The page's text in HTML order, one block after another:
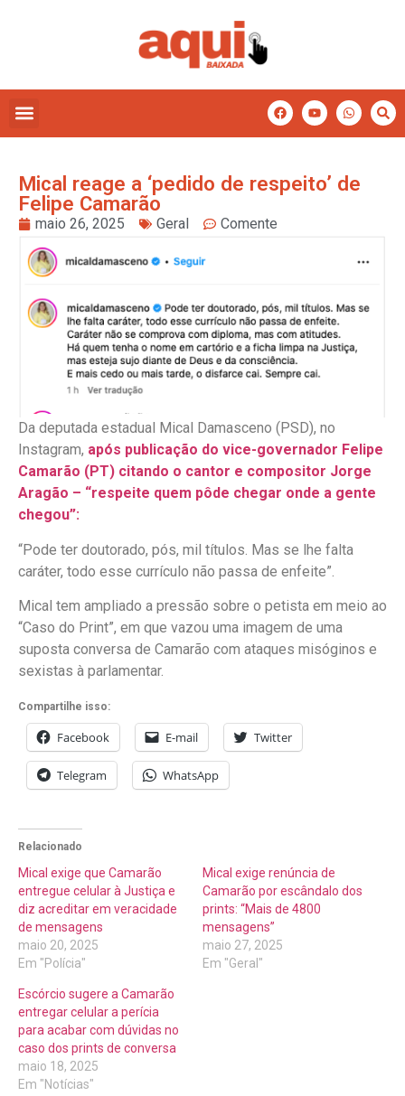
Mical reage a ‘pedido de respeito’ de
Felipe Camarão
maio 26, 2025 Geral Comente
Da deputada estadual Mical Damasceno (PSD), no
Instagram, após publicação do vice-governador Felipe
Camarão (PT) citando o cantor e compositor Jorge
Aragão – “respeite quem pôde chegar onde a gente
chegou”:
“Pode ter doutorado, pós, mil títulos. Mas se lhe falta
caráter, todo esse currículo não passa de enfeite”.
Mical tem ampliado a pressão sobre o petista em meio ao
“Caso do Print”, em que vazou uma imagem de uma
suposta conversa de Camarão com ataques misóginos e
sexistas à parlamentar.
Compartilhe isso:
Facebook E-mail Twitter
Telegram WhatsApp
Relacionado
Mical exige que Camarão
entregue celular à Justiça e
diz acreditar em veracidade
de mensagens
maio 20, 2025
Em "Polícia"
Mical exige renúncia de
Camarão por escândalo dos
prints: “Mais de 4800
mensagens”
maio 27, 2025
Em "Geral"
Escórcio sugere a Camarão
entregar celular a perícia
para acabar com dúvidas no
caso dos prints de conversa
maio 18, 2025
Em "Notícias"